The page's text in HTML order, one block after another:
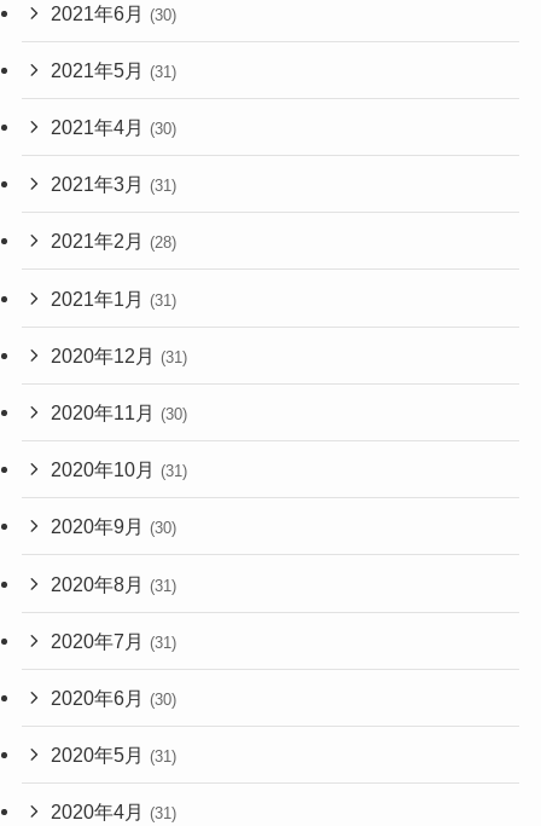
2021年6月 (30)
2021年5月 (31)
2021年4月 (30)
2021年3月 (31)
2021年2月 (28)
2021年1月 (31)
2020年12月 (31)
2020年11月 (30)
2020年10月 (31)
2020年9月 (30)
2020年8月 (31)
2020年7月 (31)
2020年6月 (30)
2020年5月 (31)
2020年4月 (31)